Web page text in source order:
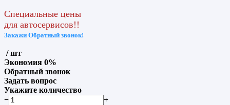
Специальные цены
для автосервисов!!
Закажи Обратный звонок!
/ шт
Экономия 0%
Обратный звонок
Задать вопрос
Укажите количество
−
+